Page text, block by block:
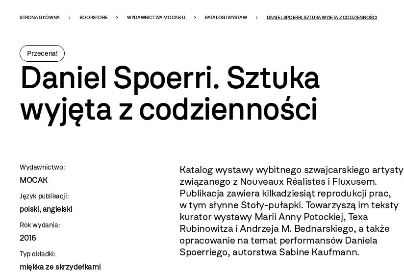
Bookstore
-
szablon
szczegóły
STRONA GŁÓWNA BOOKSTORE WYDAWNICTWA MOCAK-U KATALOGI WYSTAW DANIEL SPOERRI. SZTUKA WYJĘTA Z CODZIENNOŚCI
Przecena!
Daniel Spoerri. Sztuka
wyjęta z codzienności
Wydawnictwo:
MOCAK
Język publikacji:
polski, angielski
Rok wydania:
2016
Typ okładki:
miękka ze skrzydełkami
Katalog wystawy wybitnego szwajcarskiego artysty
związanego z Nouveaux Réalistes i Fluxusem.
Publikacja zawiera kilkadziesiąt reprodukcji prac,
w tym słynne Stoły-pułapki. Towarzyszą im teksty
kurator wystawy Marii Anny Potockiej, Texa
Rubinowitza i Andrzeja M. Bednarskiego, a także
opracowanie na temat performansów Daniela
Spoerriego, autorstwa Sabine Kaufmann.